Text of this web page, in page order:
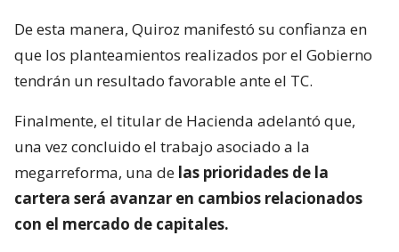
De esta manera, Quiroz manifestó su confianza en
que los planteamientos realizados por el Gobierno
tendrán un resultado favorable ante el TC.
Finalmente, el titular de Hacienda adelantó que,
una vez concluido el trabajo asociado a la
megarreforma, una de las prioridades de la
cartera será avanzar en cambios relacionados
con el mercado de capitales.